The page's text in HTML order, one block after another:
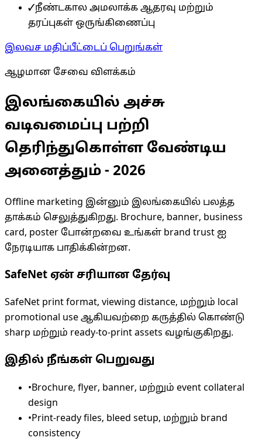
✓நீண்டகால அமலாக்க ஆதரவு மற்றும்
தரப்புகள் ஒருங்கிணைப்பு
இலவச மதிப்பீட்டைப் பெறுங்கள்
ஆழமான சேவை விளக்கம்
இலங்கையில் அச்சு
வடிவமைப்பு பற்றி
தெரிந்துகொள்ள வேண்டிய
அனைத்தும் - 2026
Offline marketing இன்னும் இலங்கையில் பலத்த
தாக்கம் செலுத்துகிறது. Brochure, banner, business
card, poster போன்றவை உங்கள் brand trust ஐ
நேரடியாக பாதிக்கின்றன.
SafeNet ஏன் சரியான தேர்வு
SafeNet print format, viewing distance, மற்றும் local
promotional use ஆகியவற்றை கருத்தில் கொண்டு
sharp மற்றும் ready-to-print assets வழங்குகிறது.
இதில் நீங்கள் பெறுவது
•Brochure, flyer, banner, மற்றும் event collateral
design
•Print-ready files, bleed setup, மற்றும் brand
consistency